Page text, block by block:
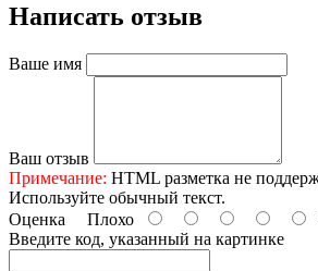
Написать отзыв
Ваше имя
Ваш отзыв
Примечание: HTML разметка не
Используйте обычный текст.
Оценка Плохо
Введите код, указанный на картинке